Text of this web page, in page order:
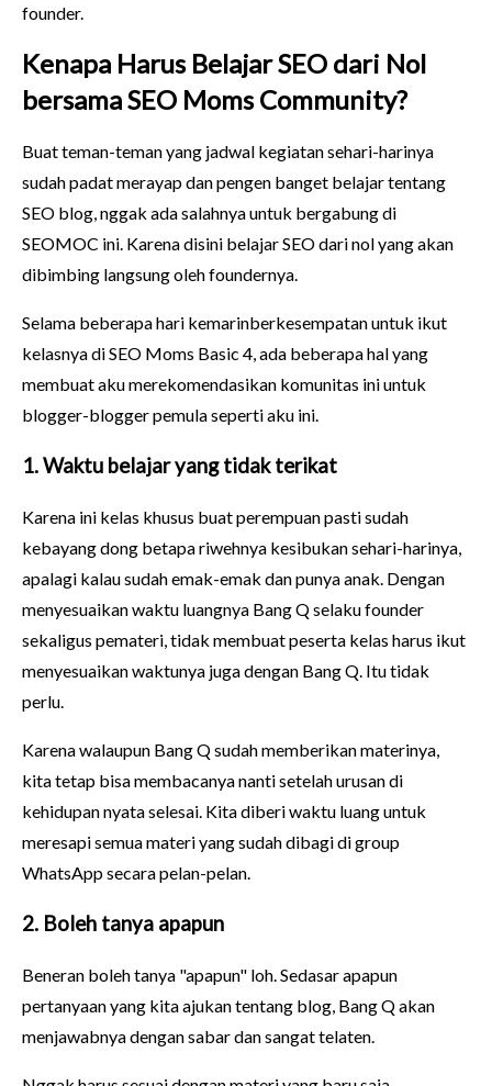
founder.
Kenapa Harus Belajar SEO dari Nol
bersama SEO Moms Community?
Buat teman-teman yang jadwal kegiatan sehari-harinya
sudah padat merayap dan pengen banget belajar tentang
SEO blog, nggak ada salahnya untuk bergabung di
SEOMOC ini. Karena disini belajar SEO dari nol yang akan
dibimbing langsung oleh foundernya.
Selama beberapa hari kemarinberkesempatan untuk ikut
kelasnya di SEO Moms Basic 4, ada beberapa hal yang
membuat aku merekomendasikan komunitas ini untuk
blogger-blogger pemula seperti aku ini.
1. Waktu belajar yang tidak terikat
Karena ini kelas khusus buat perempuan pasti sudah
kebayang dong betapa riwehnya kesibukan sehari-harinya,
apalagi kalau sudah emak-emak dan punya anak. Dengan
menyesuaikan waktu luangnya Bang Q selaku founder
sekaligus pemateri, tidak membuat peserta kelas harus ikut
menyesuaikan waktunya juga dengan Bang Q. Itu tidak
perlu.
Karena walaupun Bang Q sudah memberikan materinya,
kita tetap bisa membacanya nanti setelah urusan di
kehidupan nyata selesai. Kita diberi waktu luang untuk
meresapi semua materi yang sudah dibagi di group
WhatsApp secara pelan-pelan.
2. Boleh tanya apapun
Beneran boleh tanya "apapun" loh. Sedasar apapun
pertanyaan yang kita ajukan tentang blog, Bang Q akan
menjawabnya dengan sabar dan sangat telaten.